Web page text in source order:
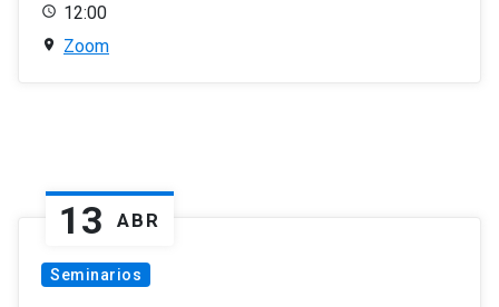
12:00
Zoom
13 ABR
Seminarios